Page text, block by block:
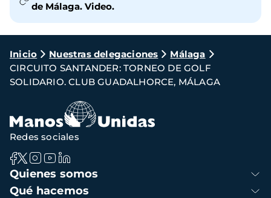
de Málaga. Video.
Ruta
de
navegación
Inicio Nuestras delegaciones
Málaga
CIRCUITO SANTANDER: TORNEO DE GOLF
SOLIDARIO. CLUB GUADALHORCE, MÁLAGA
Navegación
principal
Quienes somos
Qué hacemos
Redes sociales